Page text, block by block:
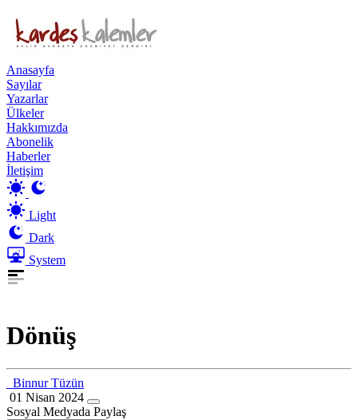
Anasayfa
Sayılar
Yazarlar
Ülkeler
Hakkımızda
Abonelik
Haberler
İletişim
Light
Dark
System
Dönüş
Binnur Tüzün
01 Nisan 2024
Sosyal Medyada Paylaş